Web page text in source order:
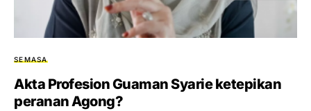
SEMASA
Akta Profesion Guaman Syarie ketepikan
peranan Agong?